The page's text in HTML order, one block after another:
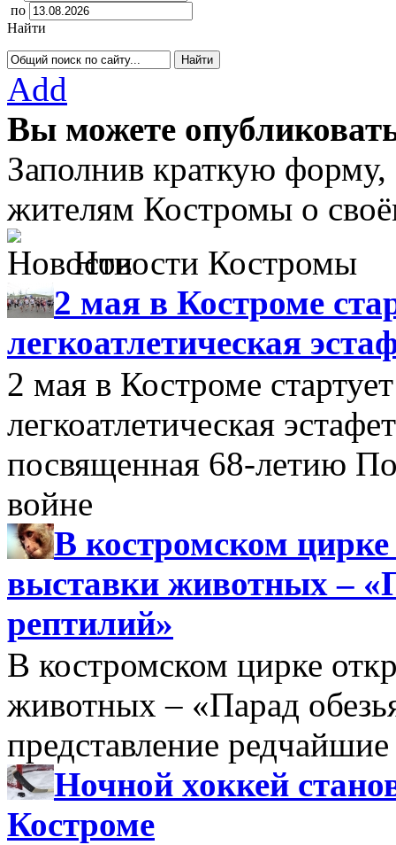
по
Найти
Add
Вы можете
Заполнив краткую форму,
жителям Костромы о
Новости Костромы
2 мая в Костроме
легкоатлетическая
2 мая в Костроме
легкоатлетическая
посвященная 68-летию
войне
В костромском
выставки животных –
рептилий»
В костромском цирке
животных – «Парад
представление
Ночной хоккей
Костроме